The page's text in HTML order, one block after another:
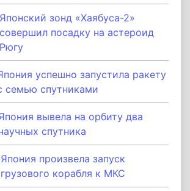
Японский зонд «Хаябуса-2»
совершил посадку на астероид
Рюгу
успешно запустила ракету
семью спутниками
вывела на орбиту два
спутника
Япония произвела запуск
грузового корабля к МКС